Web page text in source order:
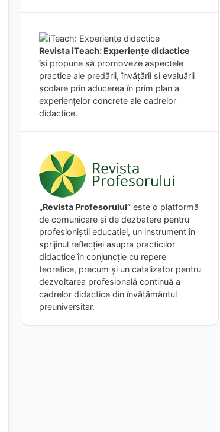
Revista iTeach: Experienţe didactice
îşi propune să promoveze aspectele
practice ale predării, învăţării şi evaluării
şcolare prin aducerea în prim plan a
experienţelor concrete ale cadrelor
didactice.
„Revista Profesorului” este o platformă
de comunicare și de dezbatere pentru
profesioniștii educației, un instrument în
sprijinul reflecției asupra practicilor
didactice în conjuncție cu repere
teoretice, precum și un catalizator pentru
dezvoltarea profesională continuă a
cadrelor didactice din învățământul
preuniversitar.